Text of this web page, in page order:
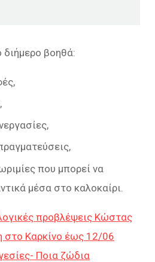
διήμερο βοηθά:
που μπορεί να
μέσα στο καλοκαίρι.
προβλέψεις Κώστας
στο Καρκίνο έως 12/06
Ποια ζώδια